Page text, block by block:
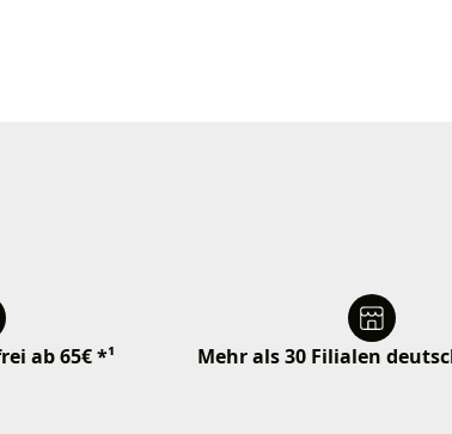
ab 65€ *¹ Mehr als 30 Filialen